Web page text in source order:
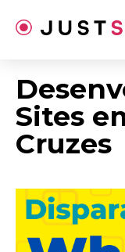
para
Sites
Cruzes